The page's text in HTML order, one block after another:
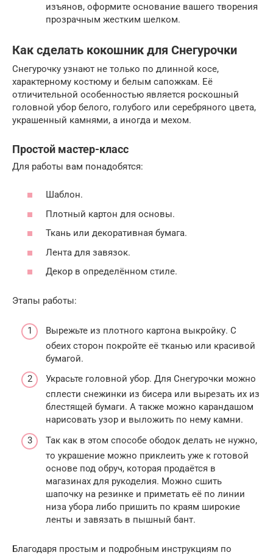
изъянов, оформите основание вашего творения
прозрачным жестким шелком.
Как сделать кокошник для Снегурочки
Снегурочку узнают не только по длинной косе,
характерному костюму и белым сапожкам. Её
отличительной особенностью является роскошный
головной убор белого, голубого или серебряного цвета,
украшенный камнями, а иногда и мехом.
Простой мастер-класс
Для работы вам понадобятся:
Шаблон.
Плотный картон для основы.
Ткань или декоративная бумага.
Лента для завязок.
Декор в определённом стиле.
Этапы работы:
Вырежьте из плотного картона выкройку. С
обеих сторон покройте её тканью или красивой
бумагой.
Украсьте головной убор. Для Снегурочки можно
сплести снежинки из бисера или вырезать их из
блестящей бумаги. А также можно карандашом
нарисовать узор и выложить по нему камни.
Так как в этом способе ободок делать не нужно,
то украшение можно приклеить уже к готовой
основе под обруч, которая продаётся в
магазинах для рукоделия. Можно сшить
шапочку на резинке и приметать её по линии
низа убора либо пришить по краям широкие
ленты и завязать в пышный бант.
Благодаря простым и подробным инструкциям по